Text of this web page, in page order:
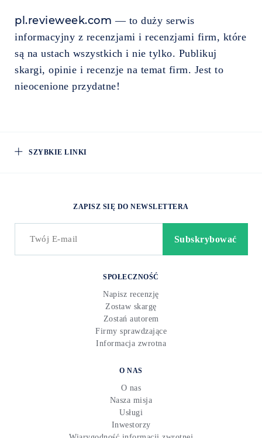
pl.revieweek.com — to duży serwis
informacyjny z recenzjami i recenzjami firm, które
są na ustach wszystkich i nie tylko. Publikuj
skargi, opinie i recenzje na temat firm. Jest to
nieocenione przydatne!
SZYBKIE LINKI
SPOŁECZNOŚĆ
Napisz recenzję
Zostaw skargę
Zostań autorem
Firmy sprawdzające
Informacja zwrotna
O NAS
O nas
Nasza misja
Usługi
Inwestorzy
ZAPISZ SIĘ DO NEWSLETTERA